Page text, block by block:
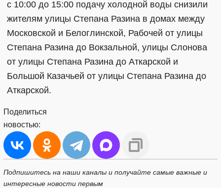
с 10:00 до 15:00 подачу холодной воды снизили
жителям улицы Степана Разина в домах между
Московской и Белоглинской, Рабочей от улицы
Степана Разина до Вокзальной, улицы Слонова
от улицы Степана Разина до Аткарской и
Большой Казачьей от улицы Степана Разина до
Аткарской.
Поделиться
новостью:
Подпишитесь на наши каналы и получайте самые важные и
интересные новости первым